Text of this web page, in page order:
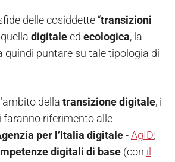
delle cosiddette “transizioni
digitaleed ecologica, la
quindi puntare su tale tipologia di
della transizione digitale, i
riferimento alle
per l’Italia digitale-AgID;
digitali di base (con il